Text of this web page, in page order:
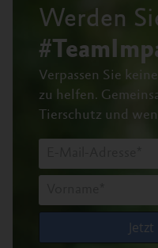
Werden
Verpassen Sie
zu helfen.
Tierschutz und